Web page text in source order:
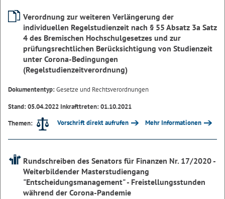
Verordnung zur weiteren Verlängerung der
individuellen Regelstudienzeit nach § 55 Absatz 3a Satz
4 des Bremischen Hochschulgesetzes und zur
prüfungsrechtlichen Berücksichtigung von Studienzeit
unter Corona-Bedingungen
(Regelstudienzeitverordnung)
Dokumententyp:Gesetze und Rechtsverordnungen
Stand: 05.04.2022 Inkrafttreten: 01.10.2021
Themen:
Vorschrift direkt aufrufen Mehr Informationen
Rundschreiben des Senators für Finanzen Nr. 17/2020 -
Weiterbildender Masterstudiengang
"Entscheidungsmanagement" - Freistellungsstunden
während der Corona-Pandemie